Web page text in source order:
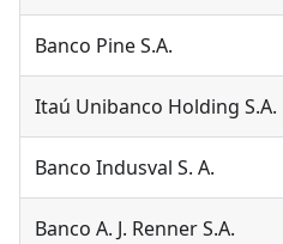
Banco Pine S.A.
Itaú Unibanco Holding S.A.
Banco Indusval S. A.
Banco A. J. Renner S.A.